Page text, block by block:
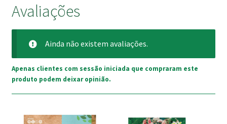
Avaliações
Ainda não existem avaliações.
Apenas clientes com sessão iniciada que compraram este
produto podem deixar opinião.